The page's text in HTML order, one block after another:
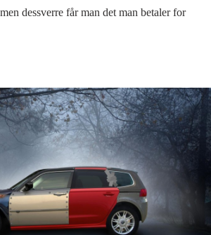
dessverre får man det man betaler for